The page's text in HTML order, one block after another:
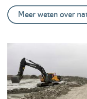
Meer weten over